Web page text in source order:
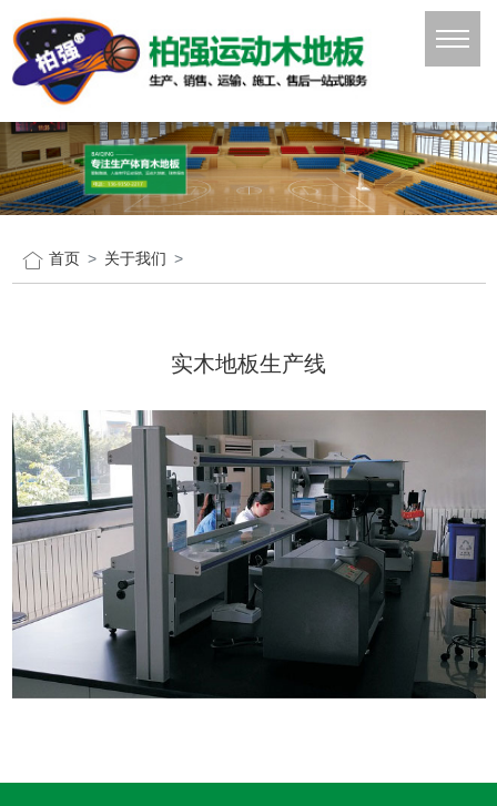
首页 关于我们
实木地板生产线